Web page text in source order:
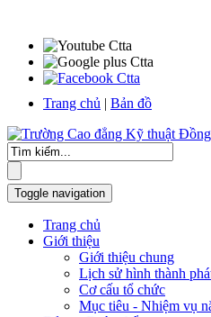
Trang chủ | Bản đồ
Toggle navigation
Trang chủ
Giới thiệu
Giới thiệu chung
Lịch sử hình thành
Cơ cấu tổ chức
Mục tiêu - Nhiệm vụ